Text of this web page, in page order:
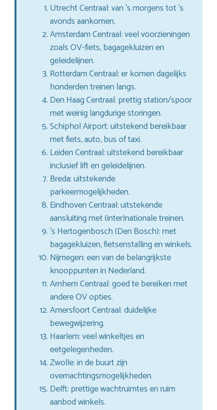
Utrecht Centraal: van ’s morgens tot ’s
avonds aankomen.
Amsterdam Centraal: veel voorzieningen
zoals OV-fiets, bagagekluizen en
geleidelijnen.
Rotterdam Centraal: er komen dagelijks
honderden treinen langs.
Den Haag Centraal: prettig station/spoor
met weinig langdurige storingen.
Schiphol Airport: uitstekend bereikbaar
met fiets, auto, bus of taxi.
Leiden Centraal: uitstekend bereikbaar
inclusief lift en geleidelijnen.
Breda: uitstekende
parkeermogelijkheden.
Eindhoven Centraal: uitstekende
aansluiting met (inter)nationale treinen.
’s Hertogenbosch (Den Bosch): met
bagagekluizen, fietsenstalling en winkels.
Nijmegen: een van de belangrijkste
knooppunten in Nederland.
Arnhem Centraal: goed te bereiken met
andere OV opties.
Amersfoort Centraal: duidelijke
bewegwijzering.
Haarlem: veel winkeltjes en
eetgelegenheden.
Zwolle: in de buurt zijn
overnachtingsmogelijkheden.
Delft: prettige wachtruimtes en ruim
aanbod winkels.